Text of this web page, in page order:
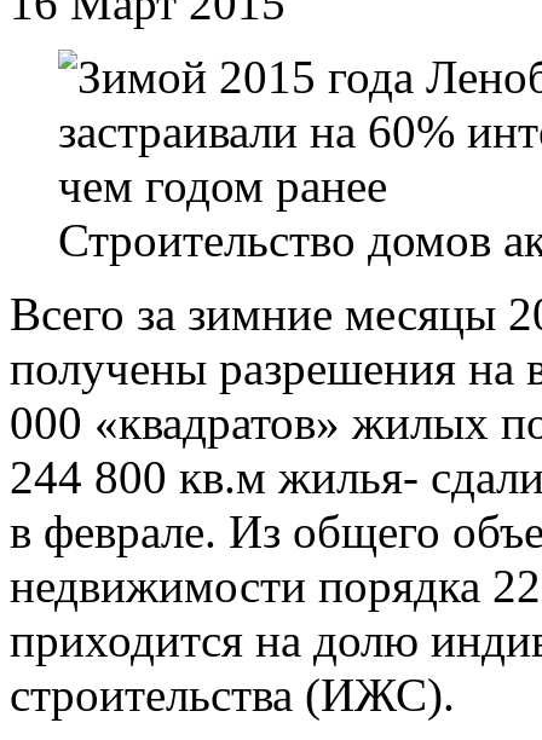
Строительство домов
Всего за зимние месяцы
получены разрешения на
000 «квадратов» жилых
244 800 кв.м жилья-
в феврале. Из общего
недвижимости порядка
приходится на долю
строительства (ИЖС).